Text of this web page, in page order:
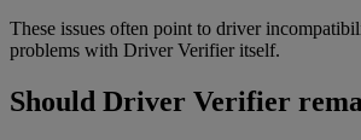
These issues often point to driver
problems with Driver Verifier itself.
Should Driver Verifier